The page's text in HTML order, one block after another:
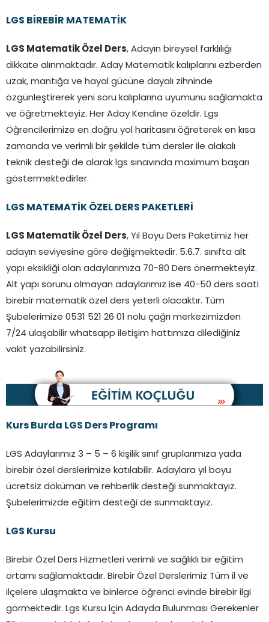
LGS BİREBİR MATEMATİK
LGS Matematik Özel Ders, Adayın bireysel farklılığı
dikkate alınmaktadır. Aday Matematik kalıplarını ezberden
uzak, mantığa ve hayal gücüne dayalı zihninde
özgünleştirerek yeni soru kalıplarına uyumunu sağlamakta
ve öğretmekteyiz. Her Aday Kendine özeldir. Lgs
Öğrencilerimize en doğru yol haritasını öğreterek en kısa
zamanda ve verimli bir şekilde tüm dersler ile alakalı
teknik desteği de alarak lgs sınavında maximum başarı
göstermektedirler.
LGS MATEMATİK ÖZEL DERS PAKETLERİ
LGS Matematik Özel Ders, Yıl Boyu Ders Paketimiz her
adayın seviyesine göre değişmektedir. 5.6.7. sınıfta alt
yapı eksikliği olan adaylarımıza 70-80 Ders önermekteyiz.
Alt yapı sorunu olmayan adaylarımız ise 40-50 ders saati
birebir matematik özel ders yeterli olacaktır. Tüm
Şubelerimize 0531 521 26 01 nolu çağrı merkezimizden
7/24 ulaşabilir whatsapp iletişim hattımıza dilediğiniz
vakit yazabilirsiniz.
Kurs Burda LGS Ders Programı
LGS Adaylarımız 3 – 5 – 6 kişilik sınıf gruplarımıza yada
birebir özel derslerimize katılabilir. Adaylara yıl boyu
ücretsiz döküman ve rehberlik desteği sunmaktayız.
Şubelerimizde eğitim desteği de sunmaktayız.
LGS Kursu
Birebir Özel Ders Hizmetleri verimli ve sağlıklı bir eğitim
ortamı sağlamaktadır. Birebir Özel Derslerimiz Tüm il ve
ilçelere ulaşmakta ve binlerce öğrenci evinde birebir ilgi
görmektedir. Lgs Kursu İçin Adayda Bulunması Gerekenler